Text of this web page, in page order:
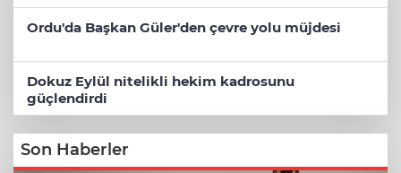
Ordu'da Başkan Güler'den çevre yolu müjdesi
Dokuz Eylül nitelikli hekim kadrosunu
güçlendirdi
Son Haberler